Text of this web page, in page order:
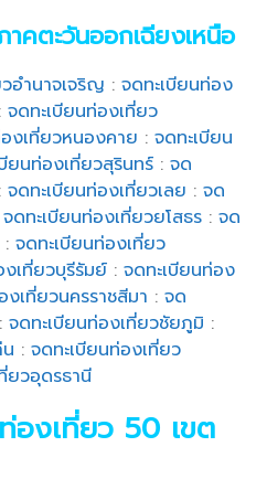
คตะวันออกเฉียงเหนือ
อำนาจเจริญ : จดทะเบียนท่อง
จดทะเบียนท่องเที่ยว
งเที่ยวหนองคาย :จดทะเบียน
ยนท่องเที่ยวสุรินทร์ :จด
:จดทะเบียนท่องเที่ยวเลย :จด
จดทะเบียนท่องเที่ยวยโสธร :จด
:จดทะเบียนท่องเที่ยว
เที่ยวบุรีรัมย์ :จดทะเบียนท่อง
งเที่ยวนครราชสีมา :จด
:จดทะเบียนท่องเที่ยวชัยภูมิ :
:จดทะเบียนท่องเที่ยว
ยวอุดรธานี
องเที่ยว 50 เขต